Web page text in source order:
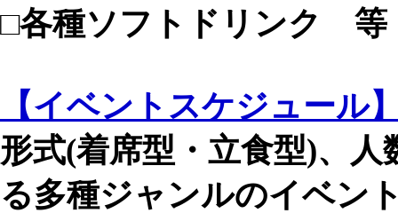
□各種ソフトドリンク 等
【イベントスケジュール
形式(着席型・立食型)、
る多種ジャンルのイベン